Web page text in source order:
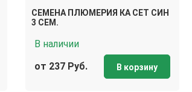
СЕМЕНА ПЛЮМЕРИЯ КА СЕТ СИН
3 СЕМ.
В наличии
от 237 Руб.
В корзину